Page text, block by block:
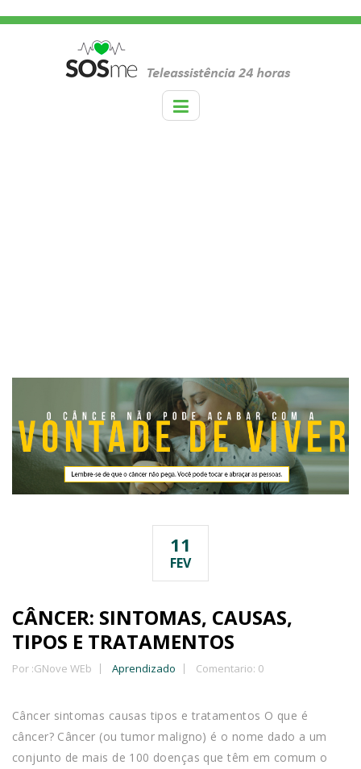
11
FEV
CÂNCER: SINTOMAS, CAUSAS,
TIPOS E TRATAMENTOS
Por :GNove WEb Aprendizado Comentario: 0
Câncer sintomas causas tipos e tratamentos O que é
câncer? Câncer (ou tumor maligno) é o nome dado a um
conjunto de mais de 100 doenças que têm em comum o